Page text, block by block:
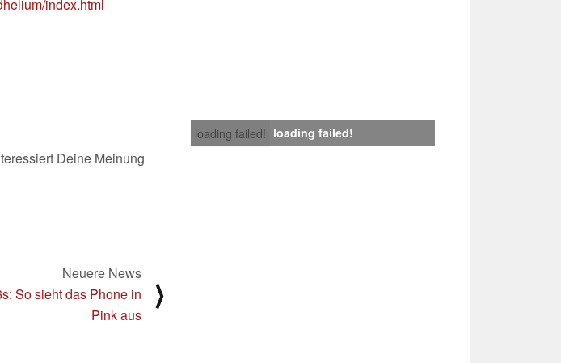
index.html
loading failed! loading failed!
Deine Meinung
Neuere News
So sieht das Phone in
Pink aus
⟩